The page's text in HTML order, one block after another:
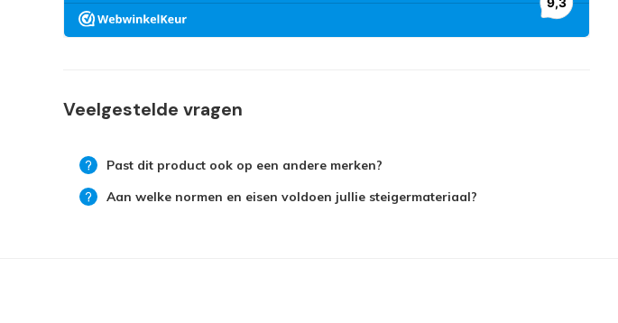
Veelgestelde vragen
Past dit product ook op een andere merken?
Aan welke normen en eisen voldoen jullie steigermateriaal?